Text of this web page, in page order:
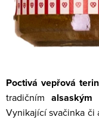
Poctivá vepřová
tradičním alsaským
Vynikající svačinka či